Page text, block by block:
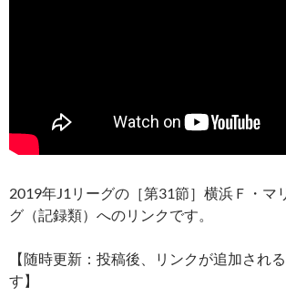
2019年J1リーグの［第31節］横浜Ｆ・マ
グ（記録類）へのリンクです。
【随時更新：投稿後、リンクが追加され
す】